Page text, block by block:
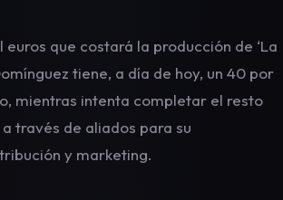
euros que costará la producción de ‘La
tiene, a día de hoy, un 40 por
mientras intenta completar el resto
través de aliados para su
y marketing.